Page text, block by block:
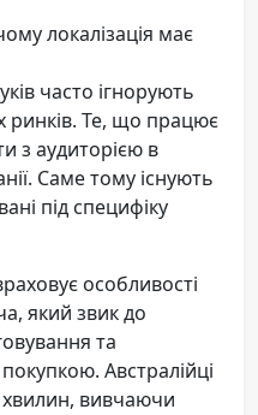
локалізація має
часто ігнорують
ринків. Те, що працює
з аудиторією в
Саме тому існують
під специфіку
особливості
який звик до
та
Австралійці
вивчаючи